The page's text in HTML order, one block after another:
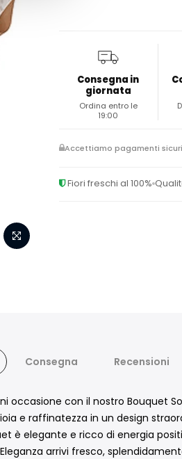
Consegna in
giornata
Ordina entro le
19:00
Accettiamo pagamenti sicuri
Fiori freschi al 100%
Consegna Recensioni
occasione con il nostro Bouquet
e raffinatezza in un design
è elegante e ricco di energia
arrivi fresco,